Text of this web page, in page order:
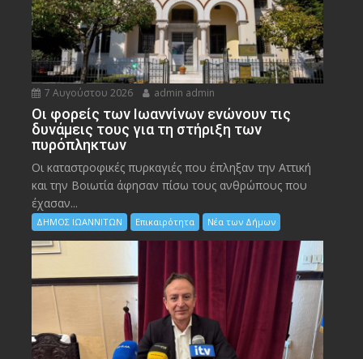
7 Αυγούστου 2026 admin admin
Οι φορείς των Ιωαννίνων ενώνουν τις
δυνάμεις τους για τη στήριξη των
πυρόπληκτων
Οι καταστροφικές πυρκαγιές που έπληξαν την Αττική
και την Bοιωτία άφησαν πίσω τους ανθρώπους που
έχασαν...
ΔΗΜΟΣ ΙΩΑΝΝΙΤΩΝ Επικαιρότητα Νέα των Δήμων